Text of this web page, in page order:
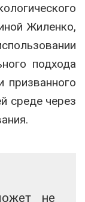
Жиленко,
подхода
призванного
среде через
не